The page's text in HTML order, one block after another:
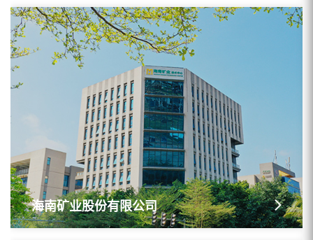
海南矿业股份有限公司